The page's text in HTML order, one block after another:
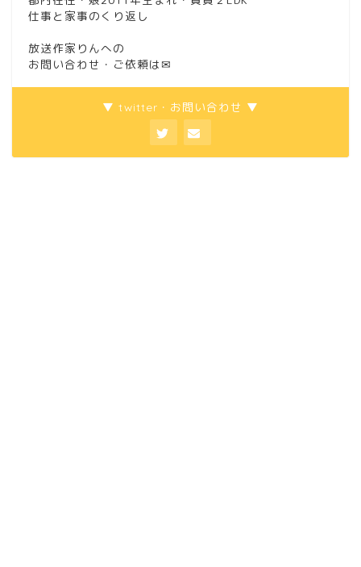
仕事と家事のくり返し
放送作家りんへの
お問い合わせ・ご依頼は ✉
▼ twitter・お問い合わせ ▼